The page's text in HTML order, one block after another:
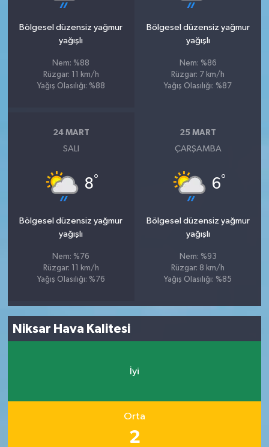
Bölgesel düzensiz yağmur
yağışlı
Nem: %88
Rüzgar: 11 km/h
Yağış Olasılığı: %88
Bölgesel düzensiz yağmur
yağışlı
Nem: %86
Rüzgar: 7 km/h
Yağış Olasılığı: %87
24 MART
SALI
8°
Bölgesel düzensiz yağmur
yağışlı
Nem: %76
Rüzgar: 11 km/h
Yağış Olasılığı: %76
25 MART
ÇARŞAMBA
6°
Bölgesel düzensiz yağmur
yağışlı
Nem: %93
Rüzgar: 8 km/h
Yağış Olasılığı: %85
Niksar Hava Kalitesi
İyi
Orta
2